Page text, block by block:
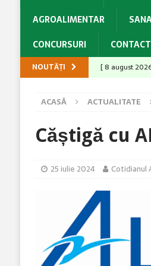
AGROALIMENTAR
CONCURSURI
CONTACT
NOUTĂȚI [ 8 august
[ 7 august 2026 ]
[ 7 august 2026
[ 8 august
România
ACASĂ ACTUALITATE
Căștigă cu
25 iulie 2024 Cotidianul